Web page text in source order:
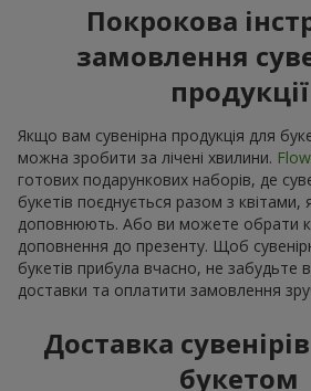
Покрокова
замовлення
продукції
Якщо вам сувенірна продукція для
можна зробити за лічені хвилини.
готових подарункових наборів, де
букетів поєднується разом з квітами,
доповнюють. Або ви можете обрати
доповнення до презенту. Щоб
букетів прибула вчасно, не забудьте
доставки та оплатити замовлення
Доставка
букетом